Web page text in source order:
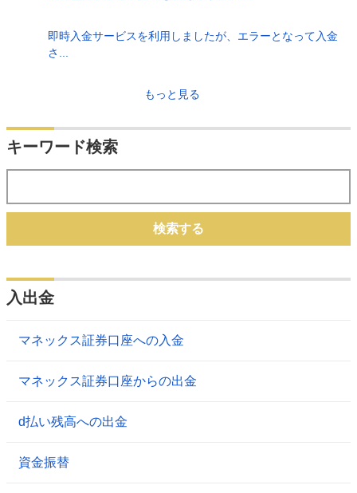
即時入金サービスを利用しましたが、エラーとなって入金
さ...
もっと見る
キーワード検索
検索する
入出金
マネックス証券口座への入金
マネックス証券口座からの出金
d払い残高への出金
資金振替